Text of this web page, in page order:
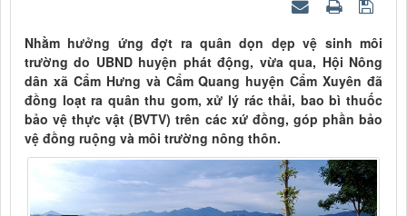
Nhằm hưởng ứng đợt ra quân dọn dẹp vệ sinh môi
trường do UBND huyện phát động, vừa qua, Hội Nông
dân xã Cẩm Hưng và Cẩm Quang huyện Cẩm Xuyên đã
đồng loạt ra quân thu gom, xử lý rác thải, bao bì thuốc
bảo vệ thực vật (BVTV) trên các xứ đồng, góp phần bảo
vệ đồng ruộng và môi trường nông thôn.